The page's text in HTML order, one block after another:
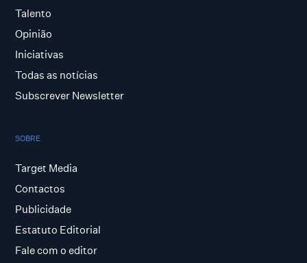
Talento
Opinião
Iniciativas
Todas as notícias
Subscrever Newsletter
SOBRE
Target Media
Contactos
Publicidade
Estatuto Editorial
Fale com o editor